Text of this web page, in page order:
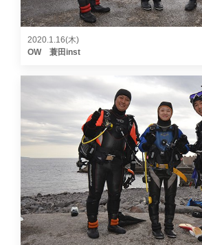
2020.1.16(木)
OW 蓑田inst